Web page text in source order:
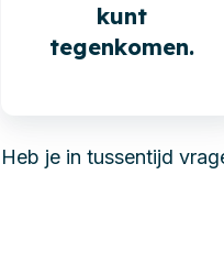
kunt
tegenkomen.
Heb je in tussentijd